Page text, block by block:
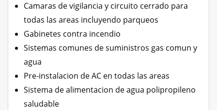
Camaras de vigilancia y circuito cerrado para
todas las areas incluyendo parqueos
Gabinetes contra incendio
Sistemas comunes de suministros gas comun y
agua
Pre-instalacion de AC en todas las areas
Sistema de alimentacion de agua polipropileno
saludable